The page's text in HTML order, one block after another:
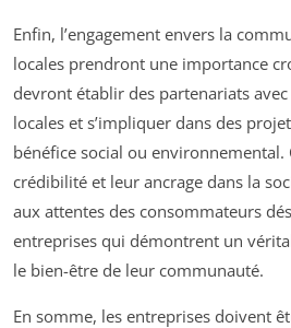
Enfin, l’engagement envers la
locales prendront une importance
devront établir des partenariats
locales et s’impliquer dans des
bénéfice social ou environnemental.
crédibilité et leur ancrage dans la
aux attentes des consommateurs
entreprises qui démontrent un
le bien-être de leur communauté.
En somme, les entreprises doivent